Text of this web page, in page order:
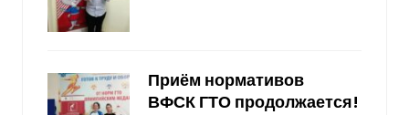
Приём нормативов
ВФСК ГТО продолжается!